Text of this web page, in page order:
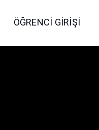
ÖĞRENCI GIRIŞI